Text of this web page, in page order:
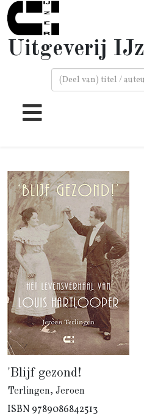
Uitgeverij
'Blijf gezond!
Terlingen, Jeroen
ISBN 9789086842513